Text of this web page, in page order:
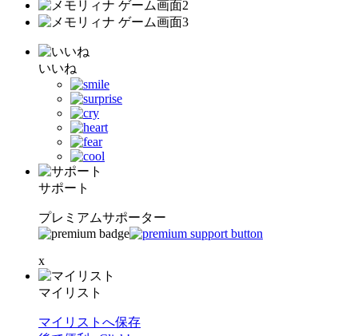
いいね
サポート
プレミアムサポーター
x
マイリスト
マイリストへ保存